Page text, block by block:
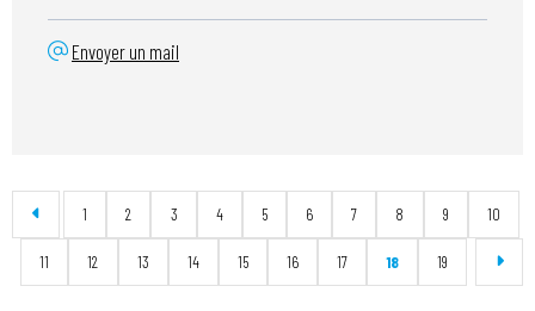
Envoyer un mail
1 2 3 4 5 6 7 8 9 10
11 12 13 14 15 16 17 18 19